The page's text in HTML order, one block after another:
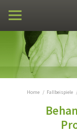
Fortbildung VXIO
Praxen
Osteopathie
Fallbeispiele
Stumpfes
Verwachsungen
Klebstoff im Bauch
Home Fallbeispiele